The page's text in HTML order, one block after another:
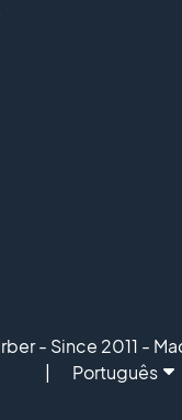
- Since 2011 -
Português